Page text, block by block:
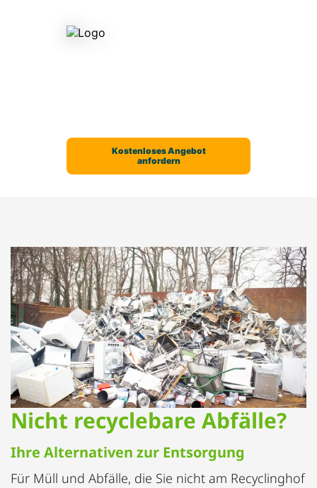
Nicht recyclebare Abfälle?
Ihre Alternativen zur Entsorgung
Für Müll und Abfälle, die Sie nicht am Recyclinghof